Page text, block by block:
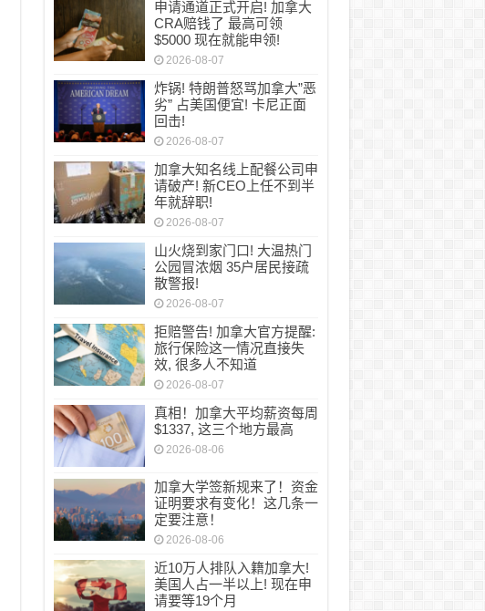
申请通道正式开启! 加拿大
CRA赔钱了 最高可领
$5000 现在就能申领!
2026-08-07
炸锅! 特朗普怒骂加拿大”恶
劣” 占美国便宜! 卡尼正面
回击!
2026-08-07
加拿大知名线上配餐公司申
请破产! 新CEO上任不到半
年就辞职!
2026-08-07
山火烧到家门口! 大温热门
公园冒浓烟 35户居民接疏
散警报!
2026-08-07
拒赔警告! 加拿大官方提醒:
旅行保险这一情况直接失
效, 很多人不知道
2026-08-07
真相！加拿大平均薪资每周
$1337, 这三个地方最高
2026-08-06
加拿大学签新规来了！资金
证明要求有变化！这几条一
定要注意！
2026-08-06
近10万人排队入籍加拿大!
美国人占一半以上! 现在申
请要等19个月